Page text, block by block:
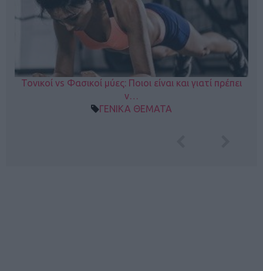
Τονικοί vs Φασικοί μύες: Ποιοι είναι και γιατί πρέπει
ν…
ΓΕΝΙΚΑ ΘΕΜΑΤΑ